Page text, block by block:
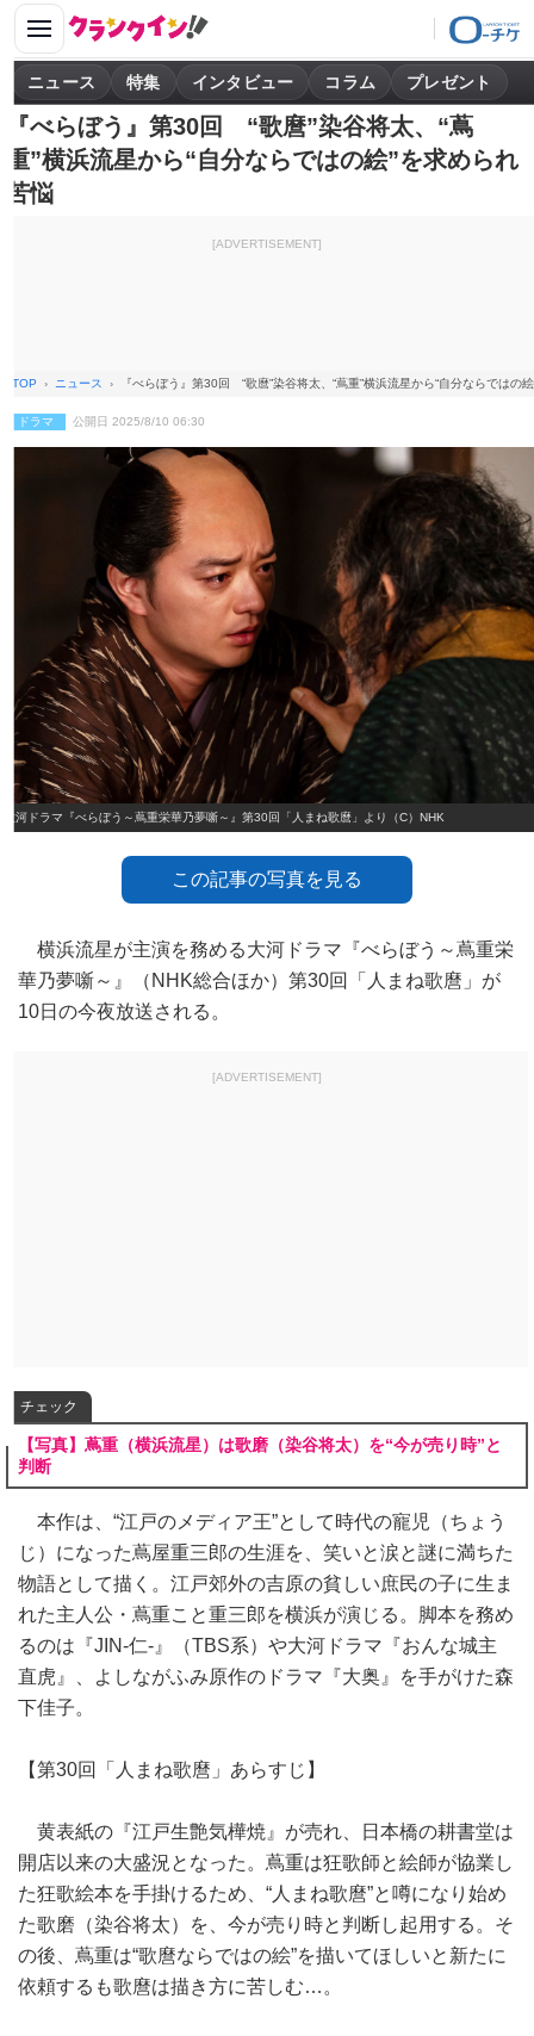
ニュース 特集 インタビュー コラム プレゼント
『べらぼう』第30回 “歌麿”染谷将太、“蔦
重”横浜流星から“自分ならではの絵”を求められ
苦悩
[ADVERTISEMENT]
TOP ニュース 『べらぼう』第30回 “歌麿”染谷将太、“蔦重”横浜流星から“自分ならではの
ドラマ 公開日 2025/8/10 06:30
大河ドラマ『べらぼう～蔦重栄華乃夢噺～』第30回「人まね歌麿」より（C）NHK
この記事の写真を見る
横浜流星が主演を務める大河ドラマ『べらぼう～蔦重栄
華乃夢噺～』（NHK総合ほか）第30回「人まね歌麿」が
10日の今夜放送される。
[ADVERTISEMENT]
チェック
【写真】蔦重（横浜流星）は歌磨（染谷将太）を“今が売り時”と
判断
本作は、“江戸のメディア王”として時代の寵児（ちょう
じ）になった蔦屋重三郎の生涯を、笑いと涙と謎に満ちた
物語として描く。江戸郊外の吉原の貧しい庶民の子に生ま
れた主人公・蔦重こと重三郎を横浜が演じる。脚本を務め
るのは『JIN-仁-』（TBS系）や大河ドラマ『おんな城主
直虎』、よしながふみ原作のドラマ『大奥』を手がけた森
下佳子。
【第30回「人まね歌麿」あらすじ】
黄表紙の『江戸生艶気樺焼』が売れ、日本橋の耕書堂は
開店以来の大盛況となった。蔦重は狂歌師と絵師が協業し
た狂歌絵本を手掛けるため、“人まね歌麿”と噂になり始め
た歌磨（染谷将太）を、今が売り時と判断し起用する。そ
の後、蔦重は“歌麿ならではの絵”を描いてほしいと新たに
依頼するも歌麿は描き方に苦しむ…。